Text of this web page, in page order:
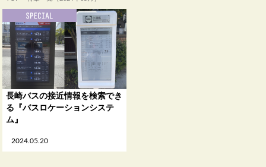
2024.05.20
長崎バスの接近情報を検索でき
る『バスロケーションシステ
ム』